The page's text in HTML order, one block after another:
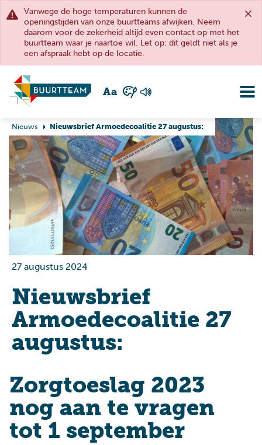
Vanwege de hoge temperaturen kunnen de
openingstijden van onze buurtteams afwijken. Neem
daarom voor de zekerheid altijd even contact op met het
buurtteam waar je naartoe wil. Let op: dit geldt niet als je
een afspraak hebt op de locatie.
Aa
Nieuws Nieuwsbrief Armoedecoalitie 27 augustus:
27 augustus 2024
Nieuwsbrief
Armoedecoalitie 27
augustus:
Zorgtoeslag 2023
nog aan te vragen
tot 1 september